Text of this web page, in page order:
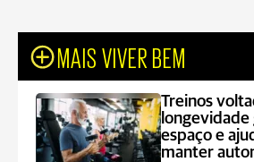
MAIS VIVER BEM
Treinos
longevidade
espaço e
manter